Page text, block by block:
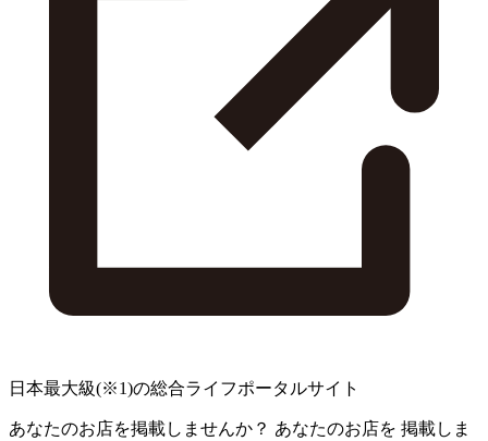
日本最大級(※1)の総合ライフポータルサイト
あなたのお店を掲載しませんか？ あなたのお店を 掲載しま